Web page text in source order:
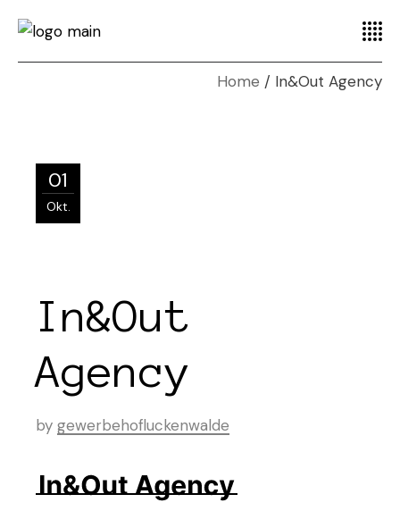
Home In&Out Agency
01
Okt.
In&Out
Agency
by gewerbehofluckenwalde